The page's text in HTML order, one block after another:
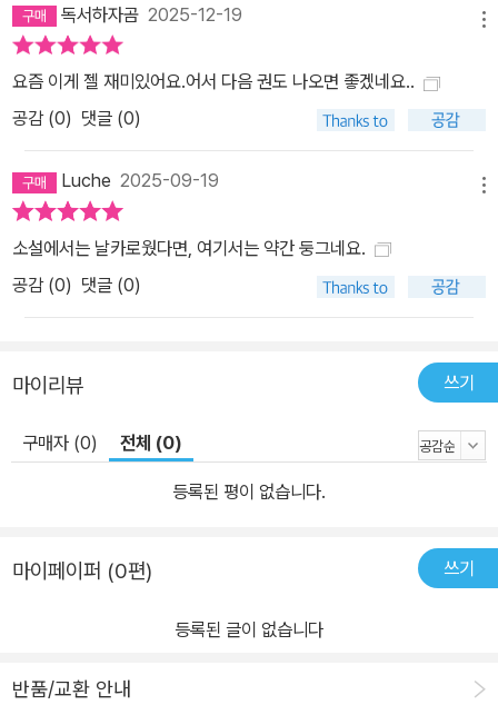
독서하자곰 2025-12-19
요즘 이게 젤 재미있어요.어서 다음 권도 나오면 좋겠네요..
공감 (0) 댓글 (0)
Luche 2025-09-19
소설에서는 날카로웠다면, 여기서는 약간 둥그네요.
공감 (0) 댓글 (0)
마이리뷰 쓰기
구매자 (0) 전체 (0)
등록된 평이 없습니다.
마이페이퍼 (0편) 쓰기
등록된 글이 없습니다
반품/교환 안내